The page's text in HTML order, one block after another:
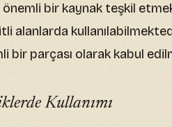
bir kaynak teşkil
alanlarda
bir parçası olarak kabul
Kullanımı